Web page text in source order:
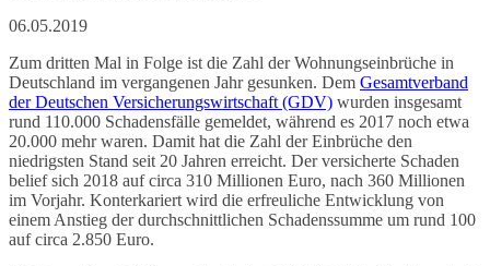
06.05.2019
Zum dritten Mal in Folge ist die Zahl der Wohnungseinbrüche in
Deutschland im vergangenen Jahr gesunken. Dem Gesamtverband
der Deutschen Versicherungswirtschaft (GDV) wurden insgesamt
rund 110.000 Schadensfälle gemeldet, während es 2017 noch etwa
20.000 mehr waren. Damit hat die Zahl der Einbrüche den
niedrigsten Stand seit 20 Jahren erreicht. Der versicherte Schaden
belief sich 2018 auf circa 310 Millionen Euro, nach 360 Millionen
im Vorjahr. Konterkariert wird die erfreuliche Entwicklung von
einem Anstieg der durchschnittlichen Schadenssumme um rund 100
auf circa 2.850 Euro.